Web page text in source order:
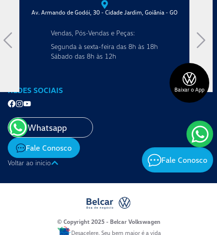
Av. Armando de Godói, 30 - Cidade Jardim, Goiânia - GO
Vendas, Pós-Vendas e Peças:
Segunda à sexta-feira das 8h às 18h
Sábado das 8h às 12h
REDES SOCIAIS
Whatsapp
Fale Conosco
Voltar ao inicio
© Copyright 2025 - Belcar Volkswagen
Desacelere. Seu bem maior é a vida
Baixar o App
Fale Conosco